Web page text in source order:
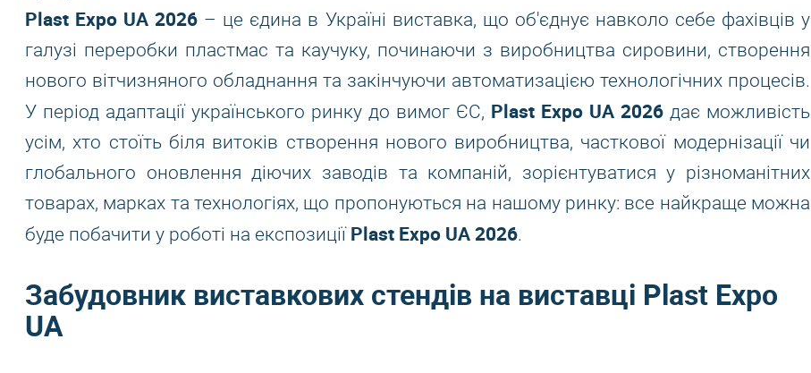
Plast Expo UA 2026 – це єдина в Україні виставка, що об'єднує навколо себе фахівців у
галузі переробки пластмас та каучуку, починаючи з виробництва сировини, створення
нового вітчизняного обладнання та закінчуючи автоматизацією технологічних процесів.
У період адаптації українського ринку до вимог ЄС, Plast Expo UA 2026 дає можливість
усім, хто стоїть біля витоків створення нового виробництва, часткової модернізації чи
глобального оновлення діючих заводів та компаній, зорієнтуватися у різноманітних
товарах, марках та технологіях, що пропонуються на нашому ринку: все найкраще можна
буде побачити у роботі на експозиції Plast Expo UA 2026.
Забудовник виставкових стендів на виставці Plast Expo
UA